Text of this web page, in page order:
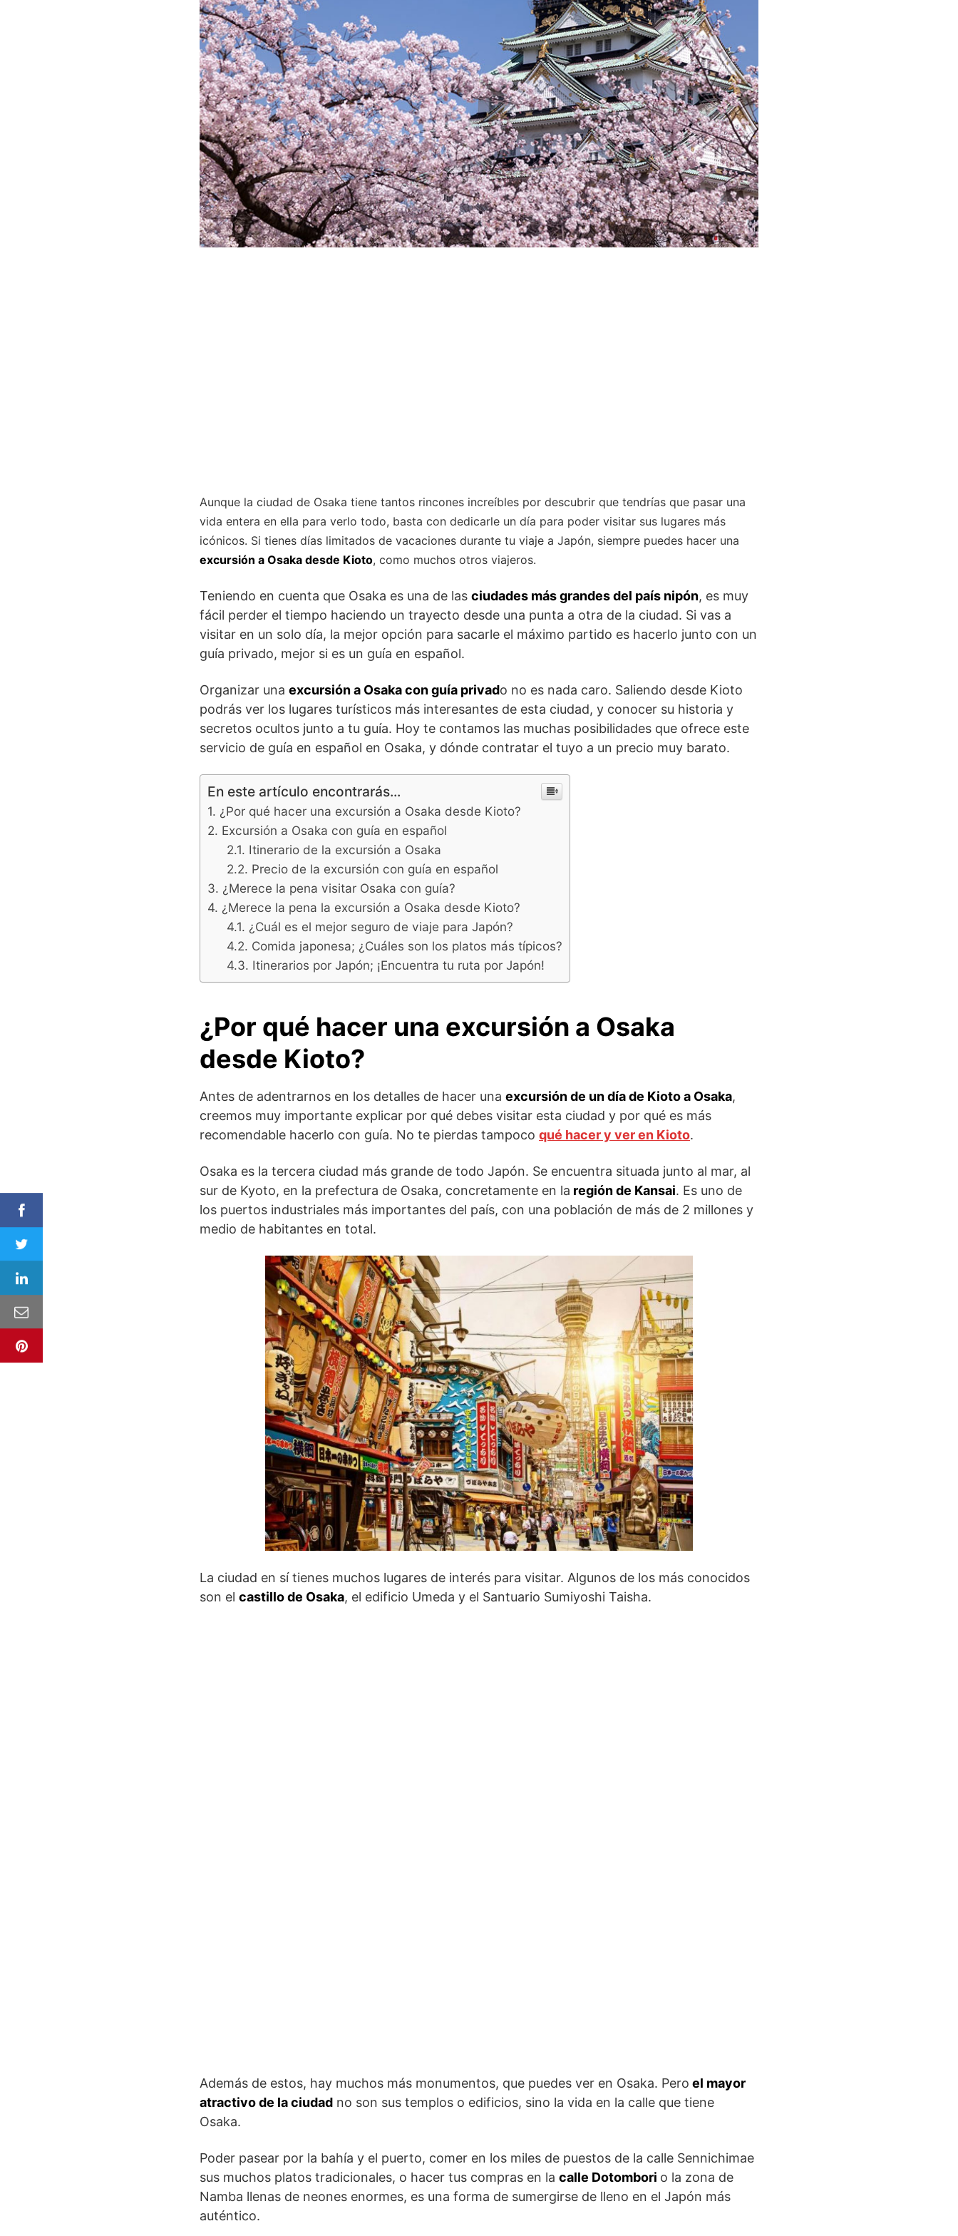
Aunque la ciudad de Osaka tiene tantos rincones increíbles por descubrir que tendrías que pasar una
vida entera en ella para verlo todo, basta con dedicarle un día para poder visitar sus lugares más
icónicos. Si tienes días limitados de vacaciones durante tu viaje a Japón, siempre puedes hacer una
excursión a Osaka desde Kioto, como muchos otros viajeros.
Teniendo en cuenta que Osaka es una de las ciudades más grandes del país nipón, es muy
fácil perder el tiempo haciendo un trayecto desde una punta a otra de la ciudad. Si vas a
visitar en un solo día, la mejor opción para sacarle el máximo partido es hacerlo junto con un
guía privado, mejor si es un guía en español.
Organizar una excursión a Osaka con guía privado no es nada caro. Saliendo desde Kioto
podrás ver los lugares turísticos más interesantes de esta ciudad, y conocer su historia y
secretos ocultos junto a tu guía. Hoy te contamos las muchas posibilidades que ofrece este
servicio de guía en español en Osaka, y dónde contratar el tuyo a un precio muy barato.
En este artículo encontrarás...
¿Por qué hacer una excursión a Osaka desde Kioto?
Excursión a Osaka con guía en español
Itinerario de la excursión a Osaka
Precio de la excursión con guía en español
¿Merece la pena visitar Osaka con guía?
¿Merece la pena la excursión a Osaka desde Kioto?
¿Cuál es el mejor seguro de viaje para Japón?
Comida japonesa; ¿Cuáles son los platos más típicos?
Itinerarios por Japón; ¡Encuentra tu ruta por Japón!
¿Por qué hacer una excursión a Osaka
desde Kioto?
Antes de adentrarnos en los detalles de hacer una excursión de un día de Kioto a Osaka,
creemos muy importante explicar por qué debes visitar esta ciudad y por qué es más
recomendable hacerlo con guía. No te pierdas tampoco qué hacer y ver en Kioto.
Osaka es la tercera ciudad más grande de todo Japón. Se encuentra situada junto al mar, al
sur de Kyoto, en la prefectura de Osaka, concretamente en la región de Kansai. Es uno de
los puertos industriales más importantes del país, con una población de más de 2 millones y
medio de habitantes en total.
La ciudad en sí tienes muchos lugares de interés para visitar. Algunos de los más conocidos
son el castillo de Osaka, el edificio Umeda y el Santuario Sumiyoshi Taisha.
Además de estos, hay muchos más monumentos, que puedes ver en Osaka. Pero el mayor
atractivo de la ciudad no son sus templos o edificios, sino la vida en la calle que tiene
Osaka.
Poder pasear por la bahía y el puerto, comer en los miles de puestos de la calle Sennichimae
sus muchos platos tradicionales, o hacer tus compras en la calle Dotombori o la zona de
Namba llenas de neones enormes, es una forma de sumergirse de lleno en el Japón más
auténtico.